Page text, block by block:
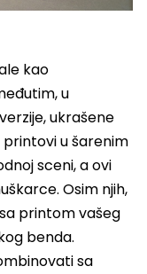
kao
u
ukrašene
u šarenim
sceni, a ovi
Osim njih,
printom vašeg
benda.
sa